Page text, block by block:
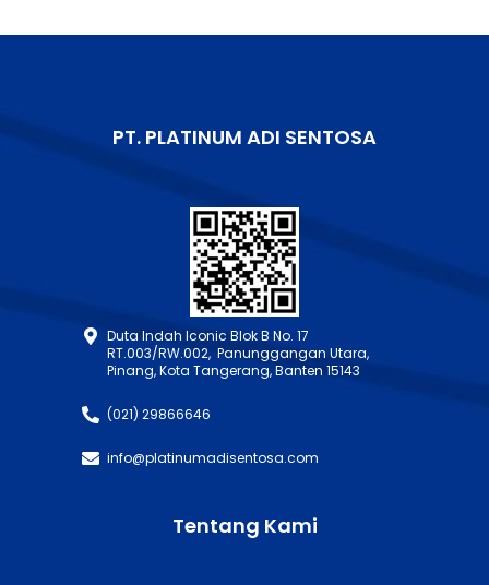
PT. PLATINUM ADI SENTOSA
Duta Indah Iconic Blok B No. 17
RT.003/RW.002, Panunggangan Utara,
Pinang, Kota Tangerang, Banten 15143
(021) 29866646
info@platinumadisentosa.com
Tentang Kami